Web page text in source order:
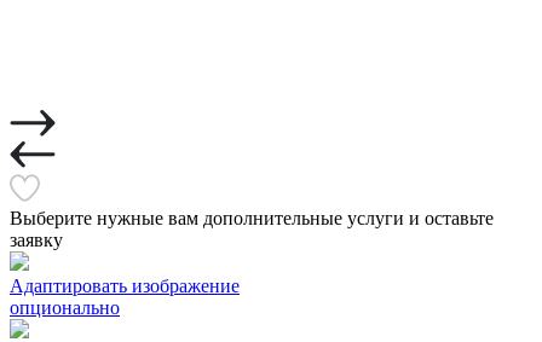
Выберите нужные вам дополнительные услуги и оставьте
заявку
Адаптировать изображение
опционально